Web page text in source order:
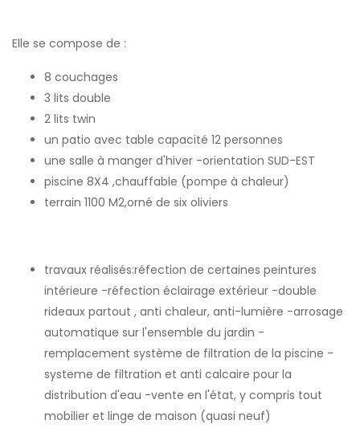
Elle se compose de :
8 couchages
3 lits double
2 lits twin
un patio avec table capacité 12 personnes
une salle à manger d'hiver -orientation SUD-EST
piscine 8X4 ,chauffable (pompe à chaleur)
terrain 1100 M2,orné de six oliviers
travaux réalisés:réfection de certaines peintures
intérieure -réfection éclairage extérieur -double
rideaux partout , anti chaleur, anti-lumière -arrosage
automatique sur l'ensemble du jardin -
remplacement système de filtration de la piscine -
systeme de filtration et anti calcaire pour la
distribution d'eau -vente en l'état, y compris tout
mobilier et linge de maison (quasi neuf)